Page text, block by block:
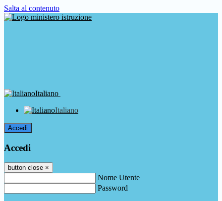
Salta al contenuto
Italiano
Italiano
Accedi
Accedi
button close ×
Nome Utente
Password